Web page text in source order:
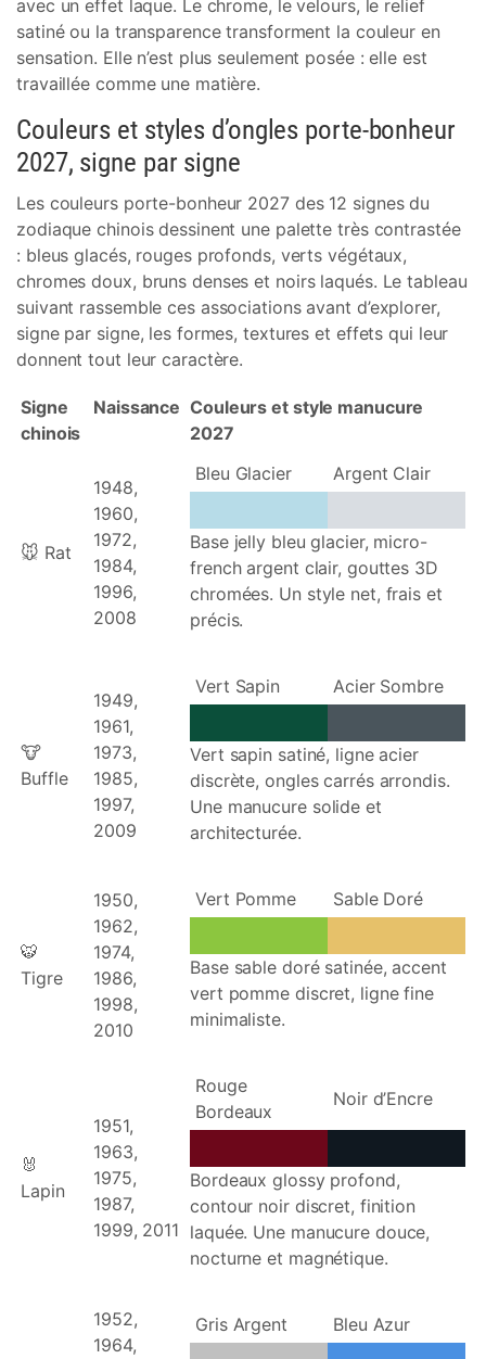
avec un effet laque. Le chrome, le velours, le relief
satiné ou la transparence transforment la couleur en
sensation. Elle n’est plus seulement posée : elle est
travaillée comme une matière.
Couleurs et styles d’ongles porte-bonheur
2027, signe par signe
Les couleurs porte-bonheur 2027 des 12 signes du
zodiaque chinois dessinent une palette très contrastée
: bleus glacés, rouges profonds, verts végétaux,
chromes doux, bruns denses et noirs laqués. Le tableau
suivant rassemble ces associations avant d’explorer,
signe par signe, les formes, textures et effets qui leur
donnent tout leur caractère.
Signe
chinois
Naissance Couleurs et style manucure
2027
🐭 Rat
1948,
1960,
1972,
1984,
1996,
2008
Bleu Glacier Argent Clair
Base jelly bleu glacier, micro-
french argent clair, gouttes 3D
chromées. Un style net, frais et
précis.
🐮
Buffle
1949,
1961,
1973,
1985,
1997,
2009
Vert Sapin Acier Sombre
Vert sapin satiné, ligne acier
discrète, ongles carrés arrondis.
Une manucure solide et
architecturée.
🐯
Tigre
1950,
1962,
1974,
1986,
1998,
2010
Vert Pomme Sable Doré
Base sable doré satinée, accent
vert pomme discret, ligne fine
minimaliste.
🐰
Lapin
1951,
1963,
1975,
1987,
1999, 2011
Rouge
Bordeaux
Noir d’Encre
Bordeaux glossy profond,
contour noir discret, finition
laquée. Une manucure douce,
nocturne et magnétique.
1952,
1964,
Gris Argent Bleu Azur